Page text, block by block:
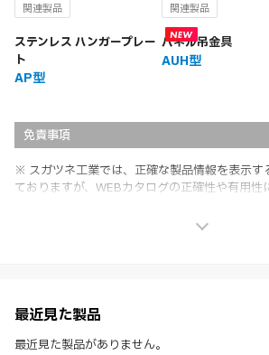
関連製品
ステンレス ハンガープレー
ト
AP型
関連製品
パネル吊金具
AUH型
免責事項
※ スガツネ工業では、正確な製品情報を表示す
ておりますが、WEBカタログの正確性や有用性
社製品の使用ご検討、又は販売促進目的の利用
※ 本WEBサイト製品情報のご利用にあたって
約、プライバシーポリシー、製品情報ガイドを
最近見た製品
最近見た製品がありません。